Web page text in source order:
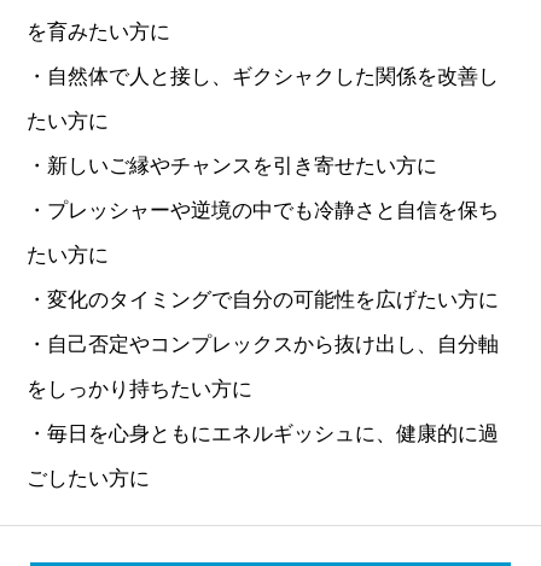
を育みたい方に
・自然体で人と接し、ギクシャクした関係を改善し
たい方に
・新しいご縁やチャンスを引き寄せたい方に
・プレッシャーや逆境の中でも冷静さと自信を保ち
たい方に
・変化のタイミングで自分の可能性を広げたい方に
・自己否定やコンプレックスから抜け出し、自分軸
をしっかり持ちたい方に
・毎日を心身ともにエネルギッシュに、健康的に過
ごしたい方に